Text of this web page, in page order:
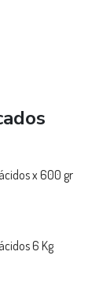
600 gr
6 Kg